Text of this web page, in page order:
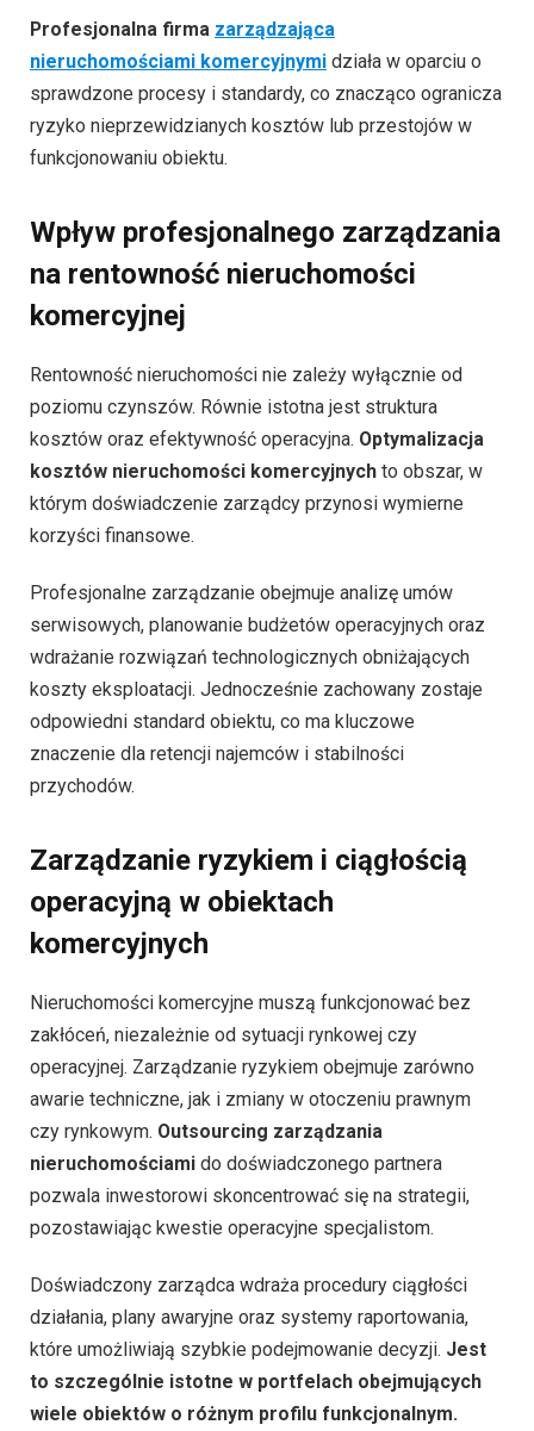
Profesjonalna firma zarządzająca
nieruchomościami komercyjnymi działa w oparciu o
sprawdzone procesy i standardy, co znacząco ogranicza
ryzyko nieprzewidzianych kosztów lub przestojów w
funkcjonowaniu obiektu.
Wpływ profesjonalnego zarządzania
na rentowność nieruchomości
komercyjnej
Rentowność nieruchomości nie zależy wyłącznie od
poziomu czynszów. Równie istotna jest struktura
kosztów oraz efektywność operacyjna. Optymalizacja
kosztów nieruchomości komercyjnych to obszar, w
którym doświadczenie zarządcy przynosi wymierne
korzyści finansowe.
Profesjonalne zarządzanie obejmuje analizę umów
serwisowych, planowanie budżetów operacyjnych oraz
wdrażanie rozwiązań technologicznych obniżających
koszty eksploatacji. Jednocześnie zachowany zostaje
odpowiedni standard obiektu, co ma kluczowe
znaczenie dla retencji najemców i stabilności
przychodów.
Zarządzanie ryzykiem i ciągłością
operacyjną w obiektach
komercyjnych
Nieruchomości komercyjne muszą funkcjonować bez
zakłóceń, niezależnie od sytuacji rynkowej czy
operacyjnej. Zarządzanie ryzykiem obejmuje zarówno
awarie techniczne, jak i zmiany w otoczeniu prawnym
czy rynkowym. Outsourcing zarządzania
nieruchomościami do doświadczonego partnera
pozwala inwestorowi skoncentrować się na strategii,
pozostawiając kwestie operacyjne specjalistom.
Doświadczony zarządca wdraża procedury ciągłości
działania, plany awaryjne oraz systemy raportowania,
które umożliwiają szybkie podejmowanie decyzji. Jest
to szczególnie istotne w portfelach obejmujących
wiele obiektów o różnym profilu funkcjonalnym.